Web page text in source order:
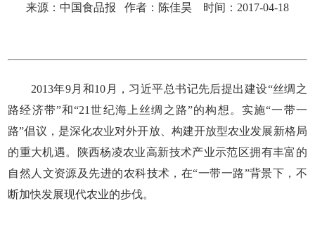
来源：中国食品报 作者：陈佳昊 时间：2017-04-18
2013年9月和10月，习近平总书记先后提出建设“丝绸之
路经济带”和“21世纪海上丝绸之路”的构想。实施“一带一
路”倡议，是深化农业对外开放、构建开放型农业发展新格局
的重大机遇。陕西杨凌农业高新技术产业示范区拥有丰富的
自然人文资源及先进的农科技术，在“一带一路”背景下，不
断加快发展现代农业的步伐。